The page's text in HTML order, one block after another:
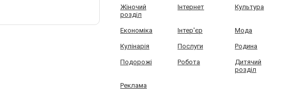
Жіночий
розділ
Інтернет Культура
Економіка Інтер'єр Мода
Кулінарія Послуги Родина
Подорожі Робота
Дитячий
розділ
Реклама